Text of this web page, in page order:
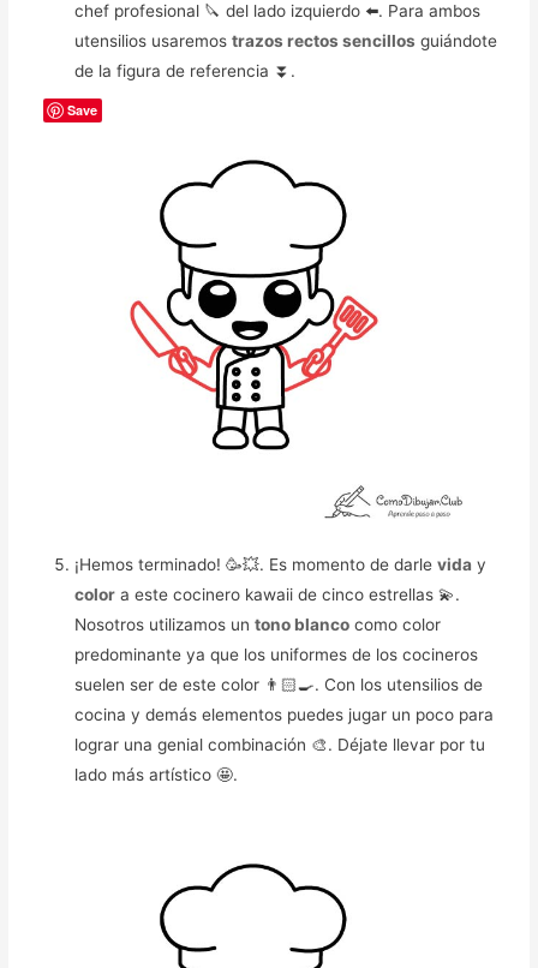
chef profesional 🔪 del lado izquierdo ⬅️. Para ambos
utensilios usaremostrazos rectos sencillos guiándote
de la figura de referencia ⏬.
¡Hemos terminado! 🥳️💥. Es momento de darlevida y
color a este cocinero kawaii de cinco estrellas 💫.
Nosotros utilizamos untono blanco como color
predominante ya que los uniformes de los cocineros
suelen ser de este color 👨🏻‍🍳. Con los utensilios de
cocina y demás elementos puedes jugar un poco para
lograr una genial combinación 🎨. Déjate llevar por tu
lado más artístico 🤩.
Save